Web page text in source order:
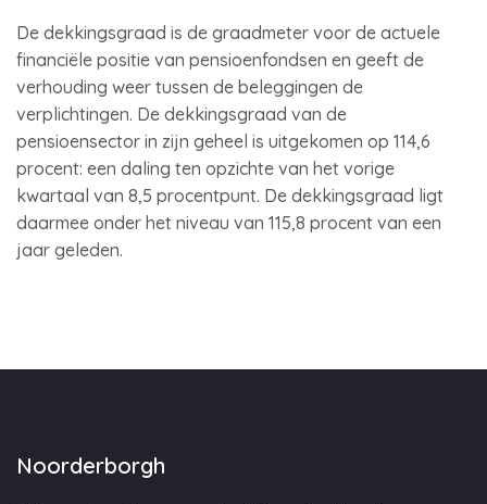
De dekkingsgraad is de graadmeter voor de actuele
financiële positie van pensioenfondsen en geeft de
verhouding weer tussen de beleggingen de
verplichtingen. De dekkingsgraad van de
pensioensector in zijn geheel is uitgekomen op 114,6
procent: een daling ten opzichte van het vorige
kwartaal van 8,5 procentpunt. De dekkingsgraad ligt
daarmee onder het niveau van 115,8 procent van een
jaar geleden.
Noorderborgh